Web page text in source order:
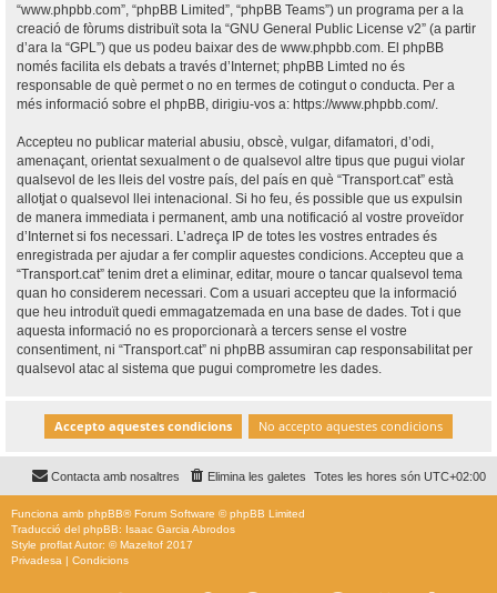
“www.phpbb.com”, “phpBB Limited”, “phpBB Teams”) un programa per a la
creació de fòrums distribuït sota la “GNU General Public License v2” (a partir
d’ara la “GPL”) que us podeu baixar des de www.phpbb.com . El phpBB
només facilita els debats a través d’Internet; phpBB Limted no és
responsable de què permet o no en termes de cotingut o conducta. Per a
més informació sobre el phpBB, dirigiu-vos a: https://www.phpbb.com/.
Accepteu no publicar material abusiu, obscè, vulgar, difamatori, d’odi,
amenaçant, orientat sexualment o de qualsevol altre tipus que pugui violar
qualsevol de les lleis del vostre país, del país en què “Transport.cat” està
allotjat o qualsevol llei intenacional. Si ho feu, és possible que us expulsin
de manera immediata i permanent, amb una notificació al vostre proveïdor
d’Internet si fos necessari. L’adreça IP de totes les vostres entrades és
enregistrada per ajudar a fer complir aquestes condicions. Accepteu que a
“Transport.cat” tenim dret a eliminar, editar, moure o tancar qualsevol tema
quan ho considerem necessari. Com a usuari accepteu que la informació
que heu introduït quedi emmagatzemada en una base de dades. Tot i que
aquesta informació no es proporcionarà a tercers sense el vostre
consentiment, ni “Transport.cat” ni phpBB assumiran cap responsabilitat per
qualsevol atac al sistema que pugui comprometre les dades.
Totes les hores són UTC+02:00
Elimina les galetes
Contacta amb nosaltres
Funciona amb phpBB® Forum Software © phpBB Limited
Traducció del phpBB: Isaac Garcia Abrodos
Style proflatAutor: ©Mazeltof 2017
Privadesa | Condicions